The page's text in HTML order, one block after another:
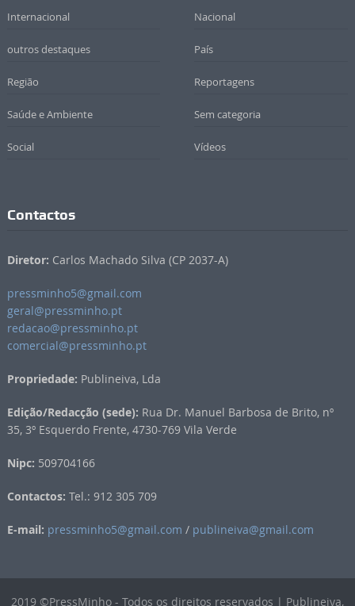
Internacional Nacional
outros destaques País
Região Reportagens
Saúde e Ambiente Sem categoria
Social Vídeos
Contactos
Diretor: Carlos Machado Silva (CP 2037-A)
pressminho5@gmail.com
geral@pressminho.pt
redacao@pressminho.pt
comercial@pressminho.pt
Propriedade: Publineiva, Lda
Edição/Redacção (sede): Rua Dr. Manuel Barbosa de Brito, nº
35, 3º Esquerdo Frente, 4730-769 Vila Verde
Nipc: 509704166
Contactos: Tel.: 912 305 709
E-mail: pressminho5@gmail.com / publineiva@gmail.com
2019 ©PressMinho - Todos os direitos reservados | Publineiva,